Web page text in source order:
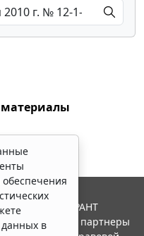
материалы
данных в
Система ГАРАНТ
"Гарант" и ее партнеры